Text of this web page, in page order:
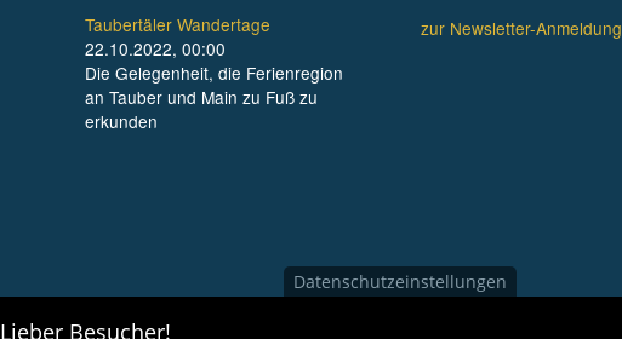
Taubertäler Wandertage
22.10.2022, 00:00
Die Gelegenheit, die Ferienregion
an Tauber und Main zu Fuß zu
erkunden
zur Newsletter-Anmeldung
Datenschutzeinstellungen
Lieber Besucher!